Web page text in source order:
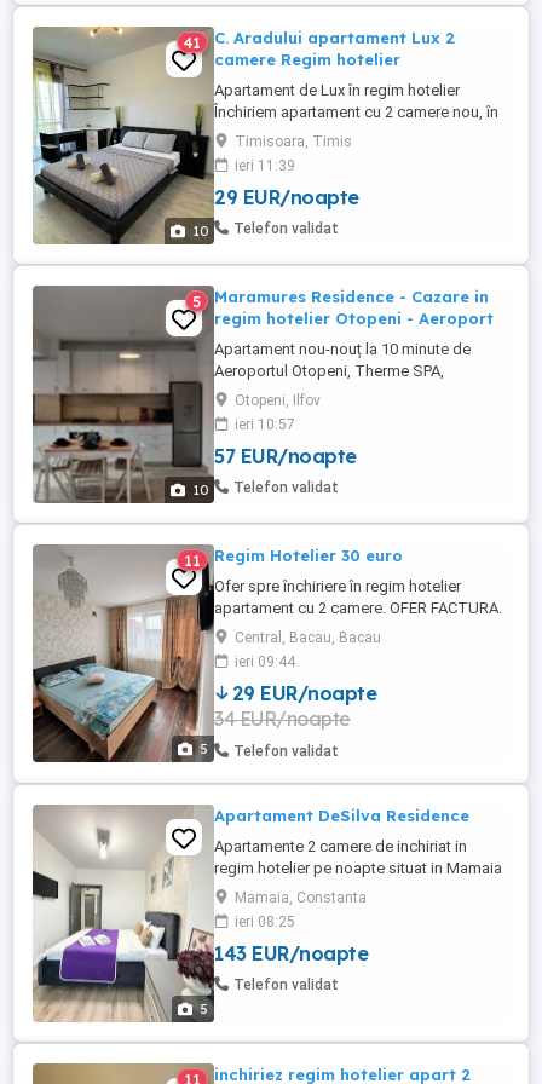
10
41
C. Aradului apartament Lux 2
camere Regim hotelier
Apartament de Lux în regim hotelier
Închiriem apartament cu 2 camere nou, în
bloc nou, zona Aradului aproape de Iulius
mall și Amazonia Parcare publică 1
dormitor cu pat dublu 2 persoane 1 living
cu canapea extensibila Pt 2 persoane 1
baie 1 bucătărie Complet mobilat utilat
Timisoara, Timis
ieri 11:39
29 EUR/noapte
Telefon validat
10
5
Maramures Residence - Cazare in
regim hotelier Otopeni - Aeroport
Apartament nou-nouț la 10 minute de
Aeroportul Otopeni, Therme SPA,
Edenland Adventure Park, Amethyst Clinic
și Complexul Olimpic de Natație Otopeni.
O alegere excelentă pentru familiile și
profesioniștii care doresc să călătorească
la și de la Aeroportul Otopeni, dar și
Otopeni, Ilfov
ieri 10:57
57 EUR/noapte
Telefon validat
5
11 Regim Hotelier 30 euro
Ofer spre închiriere în regim hotelier
apartament cu 2 camere. OFER FACTURA.
- Apartamentul este situat în centrul
orașului pe str 9 Mai nr. 52 (față în față cu
BCR central), fiind mobilat și utilat complet
cu o suprafață utila de 66 m . - Preț 160 de
lei pe zi pentru 1 persoana și are o ...
Central, Bacau, Bacau
ieri 09:44
29 EUR/noapte
34 EUR/noapte
Telefon validat
5
Apartament DeSilva Residence
Apartamente 2 camere de inchiriat in
regim hotelier pe noapte situat in Mamaia
Nord langa clubul Loft in complexul De
Silva Residence (Beachside), cea mai
buna locatie din Mamaia, apartamente pe
plaja, cu vedere si la mare si la lac, cu
acces direct la clubul Loft si la plaja
Mamaia, Constanta
ieri 08:25
143 EUR/noapte
Telefon validat
11 inchiriez regim hotelier apart 2